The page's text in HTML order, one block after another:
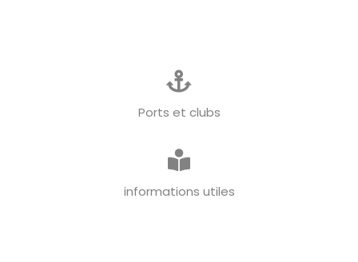
Ports et clubs
informations utiles